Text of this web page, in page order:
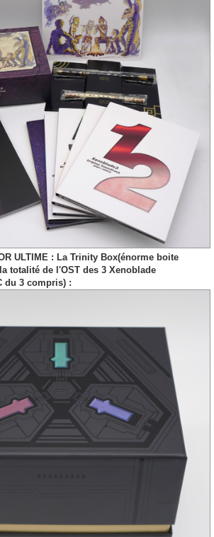
ULTIME : La Trinity Box(énorme boite
totalité de l'OST des 3 Xenoblade
du 3 compris) :